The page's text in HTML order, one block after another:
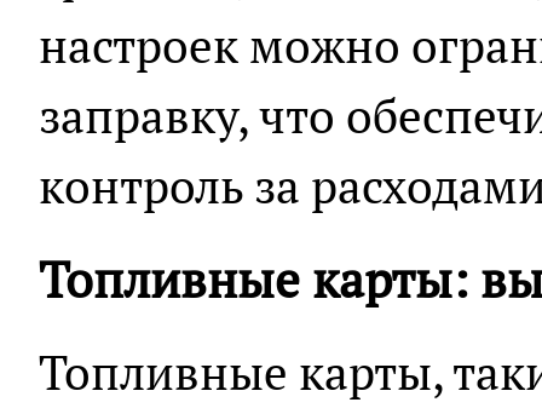
настроек можно
заправку, что
контроль за
Топливные карты:
Топливные карты,